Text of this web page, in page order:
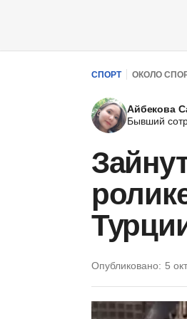
СПОРТ ОКОЛО
Айбекова
Бывший
Опубликовано: 5